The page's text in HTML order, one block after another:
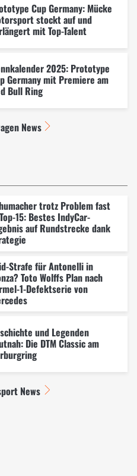
Cup Germany: Mücke
stockt auf und
mit Top-Talent
2025: Prototype
Germany mit Premiere am
Bull Ring
News
trotz Problem fast
15: Bestes IndyCar-
auf Rundstrecke dank
Strafe für Antonelli in
Toto Wolffs Plan nach
1-Defektserie von
und Legenden
Die DTM Classic am
News